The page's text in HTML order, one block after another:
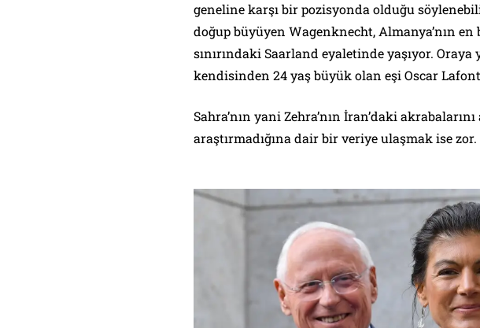
geneline karşı bir pozisyonda olduğu
doğup büyüyen Wagenknecht, Almanya’nın en
sınırındaki Saarland eyaletinde yaşıyor. Oraya
kendisinden 24 yaş büyük olan eşi Oscar
Sahra’nın yani Zehra’nın İran’daki akrabalarını
araştırmadığına dair bir veriye ulaşmak ise zor.